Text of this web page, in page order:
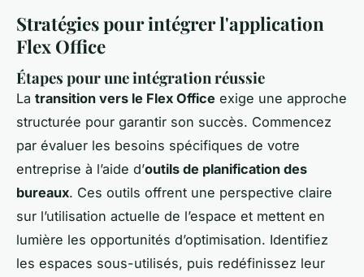
Stratégies pour intégrer l'application
Flex Office
Étapes pour une intégration réussie
La transition vers le Flex Office exige une approche
structurée pour garantir son succès. Commencez
par évaluer les besoins spécifiques de votre
entreprise à l’aide d’outils de planification des
bureaux. Ces outils offrent une perspective claire
sur l’utilisation actuelle de l’espace et mettent en
lumière les opportunités d’optimisation. Identifiez
les espaces sous-utilisés, puis redéfinissez leur